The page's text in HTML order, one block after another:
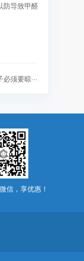
防导致甲醛
须要晾···
信，享优惠！